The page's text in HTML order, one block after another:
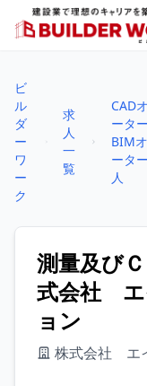
ビ
ル
ダ
ー
ワ
ー
ク
求
人
一
覧
CAD
ータ
BIM
ータ
人
測量及び
式会社 エ
ョン
株式会社 エ